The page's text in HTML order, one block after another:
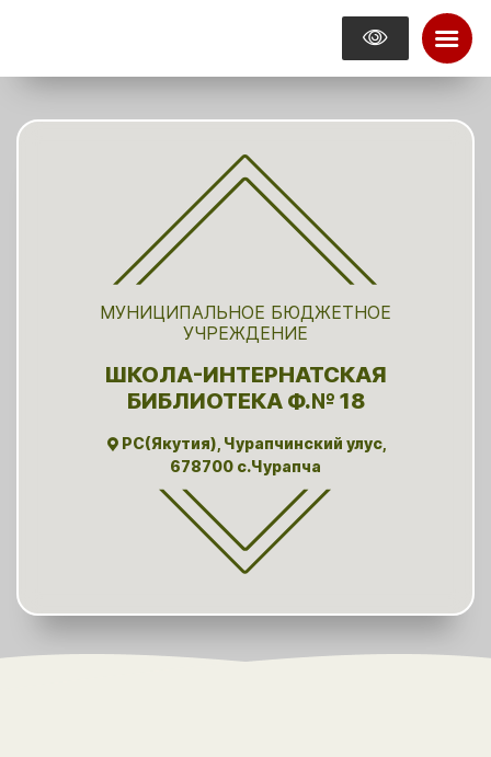
МУНИЦИПАЛЬНОЕ БЮДЖЕТНОЕ
УЧРЕЖДЕНИЕ
ШКОЛА-ИНТЕРНАТСКАЯ
БИБЛИОТЕКА Ф.№ 18
РС(Якутия), Чурапчинский улус,
678700 с.Чурапча